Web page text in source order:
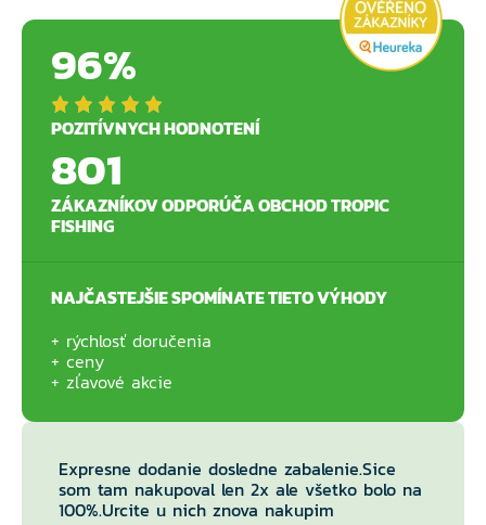
96%
POZITÍVNYCH HODNOTENÍ
801
ZÁKAZNÍKOV ODPORÚČA OBCHOD TROPIC
FISHING
NAJČASTEJŠIE SPOMÍNATE TIETO VÝHODY
rýchlosť doručenia
ceny
zľavové akcie
Expresne dodanie dosledne zabalenie.Sice
som tam nakupoval len 2x ale všetko bolo na
100%.Urcite u nich znova nakupim